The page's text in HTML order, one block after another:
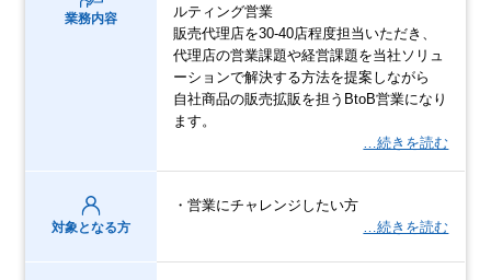
業務内容
ルティング営業
販売代理店を30-40店程度担当いただき、
代理店の営業課題や経営課題を当社ソリュ
ーションで解決する方法を提案しながら
自社商品の販売拡販を担うBtoB営業になり
ます。
…続きを読む
対象となる方
・営業にチャレンジしたい方
…続きを読む